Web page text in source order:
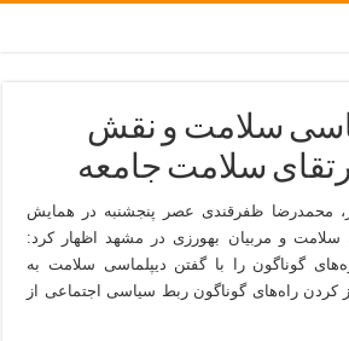
سلامت و نقش
سلامت جامعه
محمدرضا ظفرقندی عصر پنجشنبه در همایش
سلامت و مربیان بهورزی در مشهد اظهار کرد:
گوناگون را با گفتن دیپلماسی سلامت به
کردن راه‌های گوناگون ربط سیاسی اجتماعی از